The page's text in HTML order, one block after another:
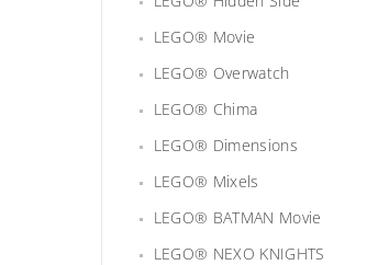
LEGO® Movie
LEGO® Overwatch
LEGO® Chima
LEGO® Dimensions
LEGO® Mixels
LEGO® BATMAN Movie
LEGO® NEXO KNIGHTS